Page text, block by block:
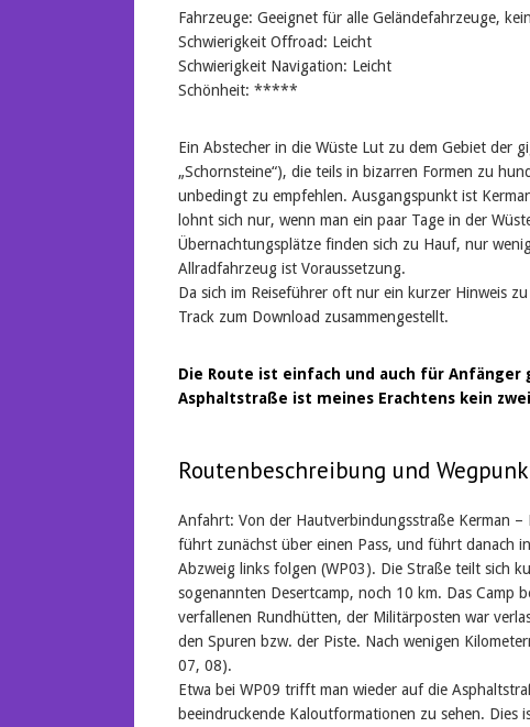
Fahrzeuge: Geeignet für alle Geländefahrzeuge,
Schwierigkeit Offroad: Leicht
Schwierigkeit Navigation: Leicht
Schönheit: *****
Ein Abstecher in die Wüste Lut zu dem Gebiet der
„Schornsteine“), die teils in bizarren Formen zu
unbedingt zu empfehlen. Ausgangspunkt ist
lohnt sich nur, wenn man ein paar Tage in der
Übernachtungsplätze finden sich zu Hauf, nur
Allradfahrzeug ist Voraussetzung.
Da sich im Reiseführer oft nur ein kurzer Hinweis
Track zum Download zusammengestellt.
Die Route ist einfach und auch für
Asphaltstraße ist meines Erachtens kein
Routenbeschreibung und
Anfahrt: Von der Hautverbindungsstraße Kerman –
führt zunächst über einen Pass, und führt danach
Abzweig links folgen (WP03). Die Straße teilt sich
sogenannten Desertcamp, noch 10 km. Das Camp
verfallenen Rundhütten, der Militärposten war
den Spuren bzw. der Piste. Nach wenigen
07, 08).
Etwa bei WP09 trifft man wieder auf die
beeindruckende Kaloutformationen zu sehen.